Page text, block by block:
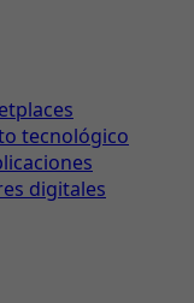
tecnológico
digitales